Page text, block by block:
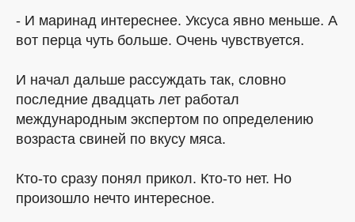
- И маринад интереснее. Уксуса явно меньше. А
вот перца чуть больше. Очень чувствуется.
И начал дальше рассуждать так, словно
последние двадцать лет работал
международным экспертом по определению
возраста свиней по вкусу мяса.
Кто-то сразу понял прикол. Кто-то нет. Но
произошло нечто интересное.